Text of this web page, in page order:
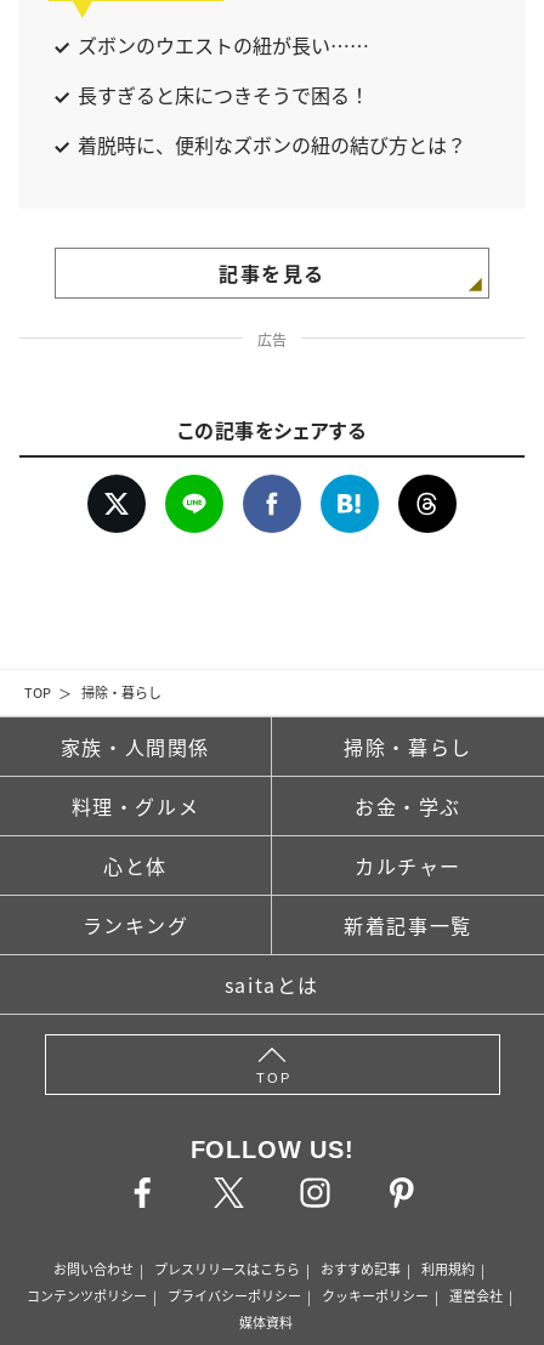
TOP 掃除・暮らし
ズボンのウエストの紐が長い……
長すぎると床につきそうで困る！
着脱時に、便利なズボンの紐の結び方とは？
記事を見る
広告
この記事をシェアする
家族・人間関係 掃除・暮らし
料理・グルメ お金・学ぶ
心と体 カルチャー
ランキング 新着記事一覧
saitaとは
TOP
FOLLOW US!
お問い合わせ プレスリリースはこちら おすすめ記事
利用規約
コンテンツポリシー
プライバシーポリシー クッキーポリシー
運営会社
媒体資料